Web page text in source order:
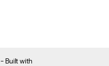
Built with